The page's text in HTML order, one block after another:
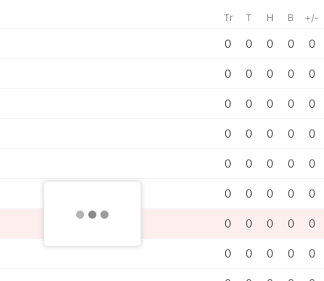
Tr T H B +/-
0 0 0 0 0
0 0 0 0 0
0 0 0 0 0
0 0 0 0 0
0 0 0 0 0
0 0 0 0 0
0 0 0 0 0
0 0 0 0 0